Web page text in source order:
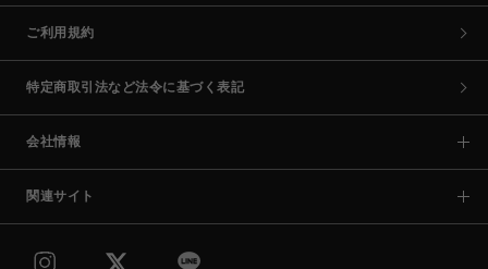
ご利用規約
特定商取引法など法令に基づく表記
会社情報
関連サイト